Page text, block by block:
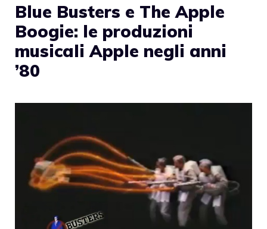
Blue Busters e The Apple
Boogie: le produzioni
musicali Apple negli anni
’80